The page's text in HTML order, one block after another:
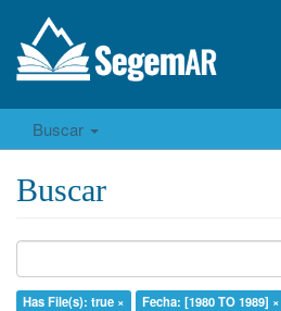
Buscar
Buscar
Has File(s): true × Fecha: [1980 TO 1989] ×